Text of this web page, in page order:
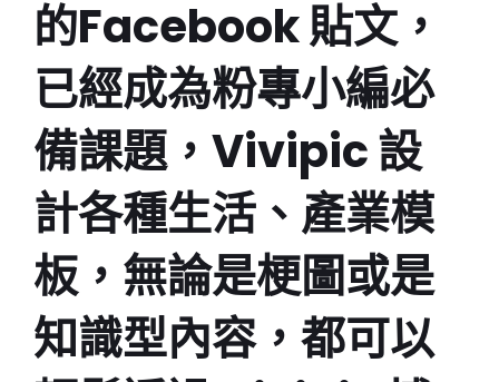
的Facebook 貼文，
已經成為粉專小編必
備課題，Vivipic 設
計各種生活、產業模
板，無論是梗圖或是
知識型內容，都可以